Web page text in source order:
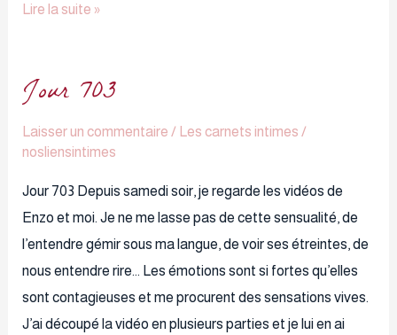
Lire la suite »
Jour 703
Laisser un commentaire / Les carnets intimes /
nosliensintimes
Jour 703 Depuis samedi soir, je regarde les vidéos de
Enzo et moi. Je ne me lasse pas de cette sensualité, de
l’entendre gémir sous ma langue, de voir ses étreintes, de
nous entendre rire… Les émotions sont si fortes qu’elles
sont contagieuses et me procurent des sensations vives.
J’ai découpé la vidéo en plusieurs parties et je lui en ai
Jour